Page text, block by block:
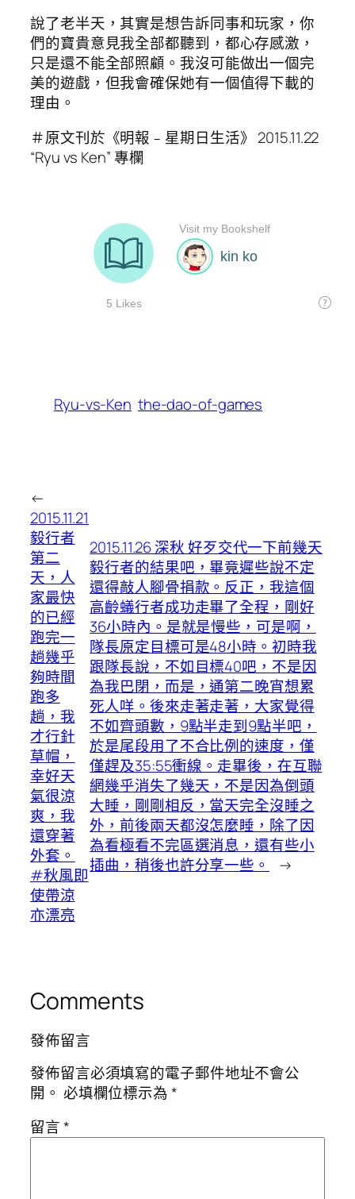
說了老半天，其實是想告訴同事和玩家，你
們的寶貴意見我全部都聽到，都心存感激，
只是還不能全部照顧。我沒可能做出一個完
美的遊戲，但我會確保她有一個值得下載的
理由。
＃原文刊於《明報﹣星期日生活》 2015.11.22
“Ryu vs Ken” 專欄
Ryu-vs-Ken the-dao-of-games
←
2015.11.21
毅行者
第二
天，人
家最快
的已經
跑完一
趟幾乎
夠時間
跑多
趟，我
才行針
草帽，
幸好天
氣很涼
爽，我
還穿著
外套。
#秋風即
使帶涼
亦漂亮
2015.11.26 深秋 好歹交代一下前幾天
毅行者的結果吧，畢竟遲些說不定
還得敲人腳骨捐款。反正，我這個
高齡蟻行者成功走畢了全程，剛好
36小時內。是就是慢些，可是啊，
隊長原定目標可是48小時。初時我
跟隊長說，不如目標40吧，不是因
為我巴閉，而是，通第二晚宵想累
死人咩。後來走著走著，大家覺得
不如齊頭數，9點半走到9點半吧，
於是尾段用了不合比例的速度，僅
僅趕及35:55衝線。走畢後，在互聯
網幾乎消失了幾天，不是因為倒頭
大睡，剛剛相反，當天完全沒睡之
外，前後兩天都沒怎麼睡，除了因
為看極看不完區選消息，還有些小
插曲，稍後也許分享一些。
→
Comments
發佈留言
發佈留言必須填寫的電子郵件地址不會公
開。 必填欄位標示為*
留言*